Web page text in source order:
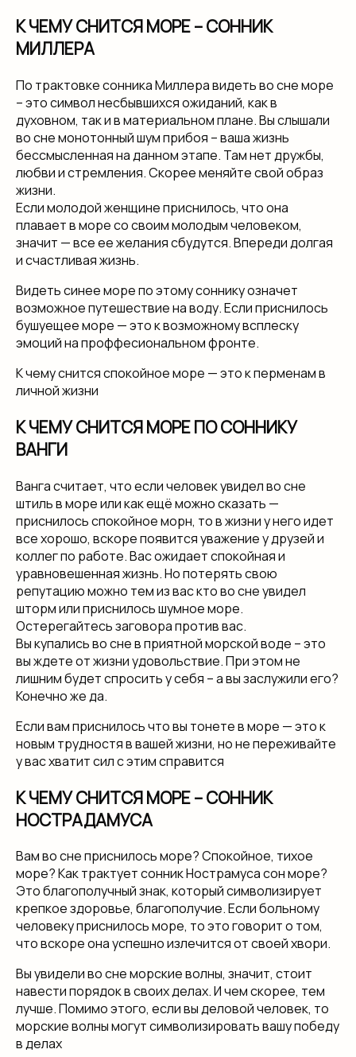
К ЧЕМУ СНИТСЯ МОРЕ – СОННИК
МИЛЛЕРА
По трактовке сонника Миллера видеть во сне море
– это символ несбывшихся ожиданий, как в
духовном, так и в материальном плане. Вы слышали
во сне монотонный шум прибоя – ваша жизнь
бессмысленная на данном этапе. Там нет дружбы,
любви и стремления. Скорее меняйте свой образ
жизни.
Если молодой женщине приснилось, что она
плавает в море со своим молодым человеком,
значит — все ее желания сбудутся. Впереди долгая
и счастливая жизнь.
Видеть синее море по этому соннику означет
возможное путешествие на воду. Если приснилось
бушуещее море — это к возможному всплеску
эмоций на проффесиональном фронте.
К чему снится спокойное море — это к перменам в
личной жизни
К ЧЕМУ СНИТСЯ МОРЕ ПО СОННИКУ
ВАНГИ
Ванга считает, что если человек увидел во сне
штиль в море или как ещё можно сказать —
приснилось спокойное морн, то в жизни у него идет
все хорошо, вскоре появится уважение у друзей и
коллег по работе. Вас ожидает спокойная и
уравновешенная жизнь. Но потерять свою
репутацию можно тем из вас кто во сне увидел
шторм или приснилось шумное море.
Остерегайтесь заговора против вас.
Вы купались во сне в приятной морской воде – это
вы ждете от жизни удовольствие. При этом не
лишним будет спросить у себя – а вы заслужили его?
Конечно же да.
Если вам приснилось что вы тонете в море — это к
новым трудностя в вашей жизни, но не переживайте
у вас хватит сил с этим справится
К ЧЕМУ СНИТСЯ МОРЕ – СОННИК
НОСТРАДАМУСА
Вам во сне приснилось море? Спокойное, тихое
море? Как трактует сонник Нострамуса сон море?
Это благополучный знак, который символизирует
крепкое здоровье, благополучие. Если больному
человеку приснилось море, то это говорит о том,
что вскоре она успешно излечится от своей хвори.
Вы увидели во сне морские волны, значит, стоит
навести порядок в своих делах. И чем скорее, тем
лучше. Помимо этого, если вы деловой человек, то
морские волны могут символизировать вашу победу
в делах